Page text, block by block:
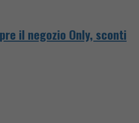
il negozio Only, sconti